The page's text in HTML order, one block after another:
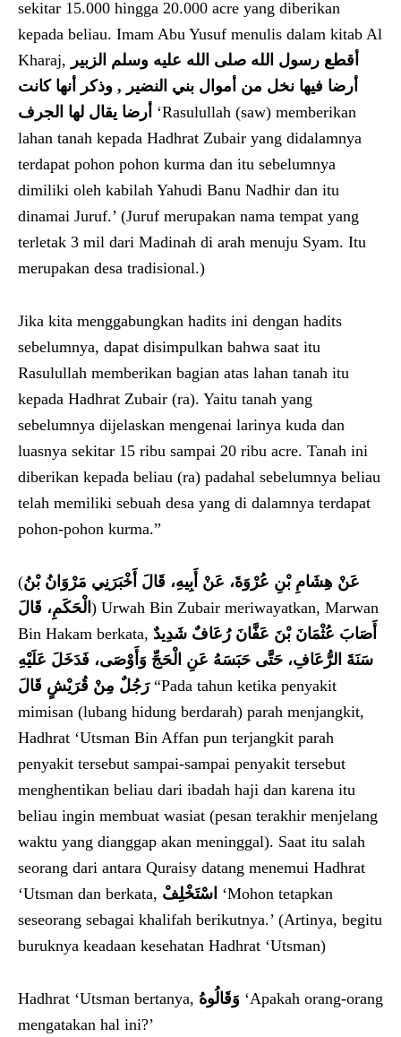
sekitar 15.000 hingga 20.000 acre yang diberikan
kepada beliau. Imam Abu Yusuf menulis dalam kitab Al
Kharaj, أقطع رسول الله صلى الله عليه وسلم الزبير
أرضا فيها نخل من أموال بني النضير , وذكر أنها كانت
أرضا يقال لها الجرف ‘Rasulullah (saw) memberikan
lahan tanah kepada Hadhrat Zubair yang didalamnya
terdapat pohon pohon kurma dan itu sebelumnya
dimiliki oleh kabilah Yahudi Banu Nadhir dan itu
dinamai Juruf.’ (Juruf merupakan nama tempat yang
terletak 3 mil dari Madinah di arah menuju Syam. Itu
merupakan desa tradisional.)
Jika kita menggabungkan hadits ini dengan hadits
sebelumnya, dapat disimpulkan bahwa saat itu
Rasulullah memberikan bagian atas lahan tanah itu
kepada Hadhrat Zubair (ra). Yaitu tanah yang
sebelumnya dijelaskan mengenai larinya kuda dan
luasnya sekitar 15 ribu sampai 20 ribu acre. Tanah ini
diberikan kepada beliau (ra) padahal sebelumnya beliau
telah memiliki sebuah desa yang di dalamnya terdapat
pohon-pohon kurma.”
(عَنْ هِشَامِ بْنِ عُرْوَةَ، عَنْ أَبِيهِ، قَالَ أَخْبَرَنِي مَرْوَانُ بْنُ
الْحَكَمِ، قَالَ ) Urwah Bin Zubair meriwayatkan, Marwan
Bin Hakam berkata, أَصَابَ عُثْمَانَ بْنَ عَفَّانَ رُعَافٌ شَدِيدٌ
سَنَةَ الرُّعَافِ، حَتَّى حَبَسَهُ عَنِ الْحَجِّ وَأَوْصَى، فَدَخَلَ عَلَيْهِ
رَجُلٌ مِنْ قُرَيْشٍ قَالَ“Pada tahun ketika penyakit
mimisan (lubang hidung berdarah) parah menjangkit,
Hadhrat ‘Utsman Bin Affan pun terjangkit parah
penyakit tersebut sampai-sampai penyakit tersebut
menghentikan beliau dari ibadah haji dan karena itu
beliau ingin membuat wasiat (pesan terakhir menjelang
waktu yang dianggap akan meninggal). Saat itu salah
seorang dari antara Quraisy datang menemui Hadhrat
‘Utsman dan berkata, اسْتَخْلِفْ ‘Mohon tetapkan
seseorang sebagai khalifah berikutnya.’ (Artinya, begitu
buruknya keadaan kesehatan Hadhrat ‘Utsman)
Hadhrat ‘Utsman bertanya, وَقَالُوهُ ‘Apakah orang-orang
mengatakan hal ini?’